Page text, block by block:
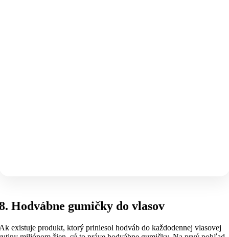
Hodvábne gumičky do vlasov
existuje produkt, ktorý priniesol hodváb do každodennej vlasovej